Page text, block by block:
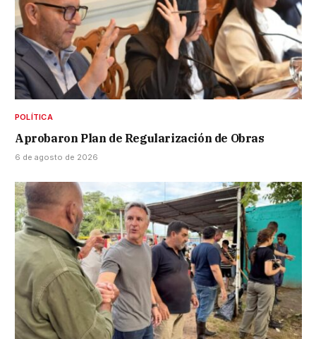
POLÍTICA
Aprobaron Plan de Regularización de Obras
6 de agosto de 2026